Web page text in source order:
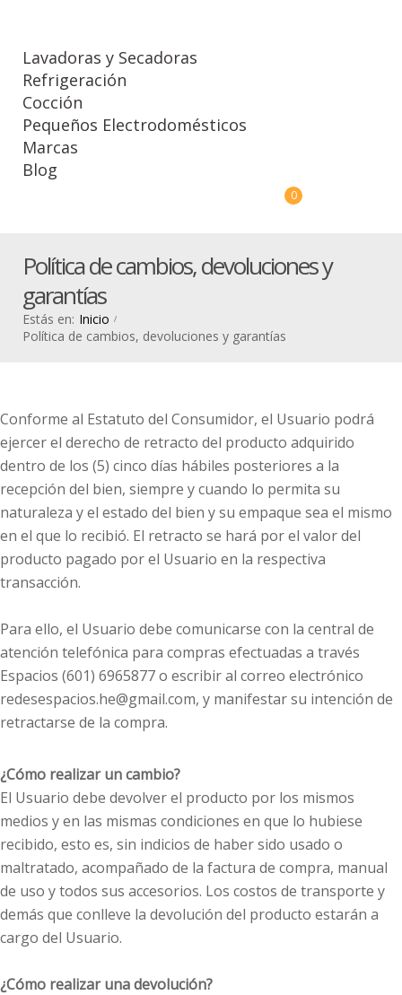
Lavadoras y Secadoras
Refrigeración
Cocción
Pequeños Electrodomésticos
Marcas
Blog
0
Política de cambios, devoluciones y
garantías
Estás en: Inicio /
Política de cambios, devoluciones y garantías
Conforme al Estatuto del Consumidor, el Usuario podrá
ejercer el derecho de retracto del producto adquirido
dentro de los (5) cinco días hábiles posteriores a la
recepción del bien, siempre y cuando lo permita su
naturaleza y el estado del bien y su empaque sea el mismo
en el que lo recibió. El retracto se hará por el valor del
producto pagado por el Usuario en la respectiva
transacción.
Para ello, el Usuario debe comunicarse con la central de
atención telefónica para compras efectuadas a través
Espacios (601) 6965877 o escribir al correo electrónico
redesespacios.he@gmail.com, y manifestar su intención de
retractarse de la compra.
¿Cómo realizar un cambio?
El Usuario debe devolver el producto por los mismos
medios y en las mismas condiciones en que lo hubiese
recibido, esto es, sin indicios de haber sido usado o
maltratado, acompañado de la factura de compra, manual
de uso y todos sus accesorios. Los costos de transporte y
demás que conlleve la devolución del producto estarán a
cargo del Usuario.
¿Cómo realizar una devolución?